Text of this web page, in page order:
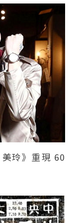
玲》重現 60